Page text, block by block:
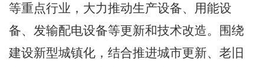
等重点行业，大力推动生产设备、用能设
备、发输配电设备等更新和技术改造。围绕
建设新型城镇化，结合推进城市更新、老旧